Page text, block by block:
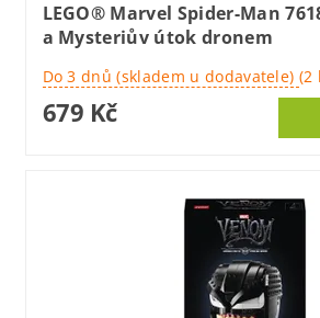
LEGO® Marvel Spider-Man
a Mysteriův útok dronem
Do 3 dnů (skladem u dodavatele) (2
679 Kč